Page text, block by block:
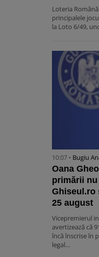
Loteria
principalele
la Loto 6/49,
10:07 • Bugiu
Oana
primării
Ghiseul.ro
25 august
Vicepremierul
avertizează că
încă înscrise în
legal…